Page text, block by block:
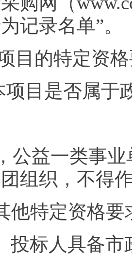
记录名单”。
目的特定资
项目是否属于
公益一类事
组织，不得
他特定资格要
投标人具备